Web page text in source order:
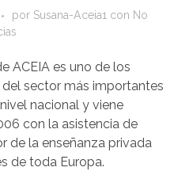
por Susana-Aceia1 con No
ACEIA es uno de los
sector más importantes
nacional y viene
con la asistencia de
de la enseñanza privada
de toda Europa.